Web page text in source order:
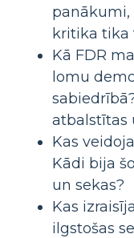
panākumi,
kritika tika
Kā FDR
lomu
atbalstītas
Kas
Kādi bija
un sekas?
Kas
ilgstošas